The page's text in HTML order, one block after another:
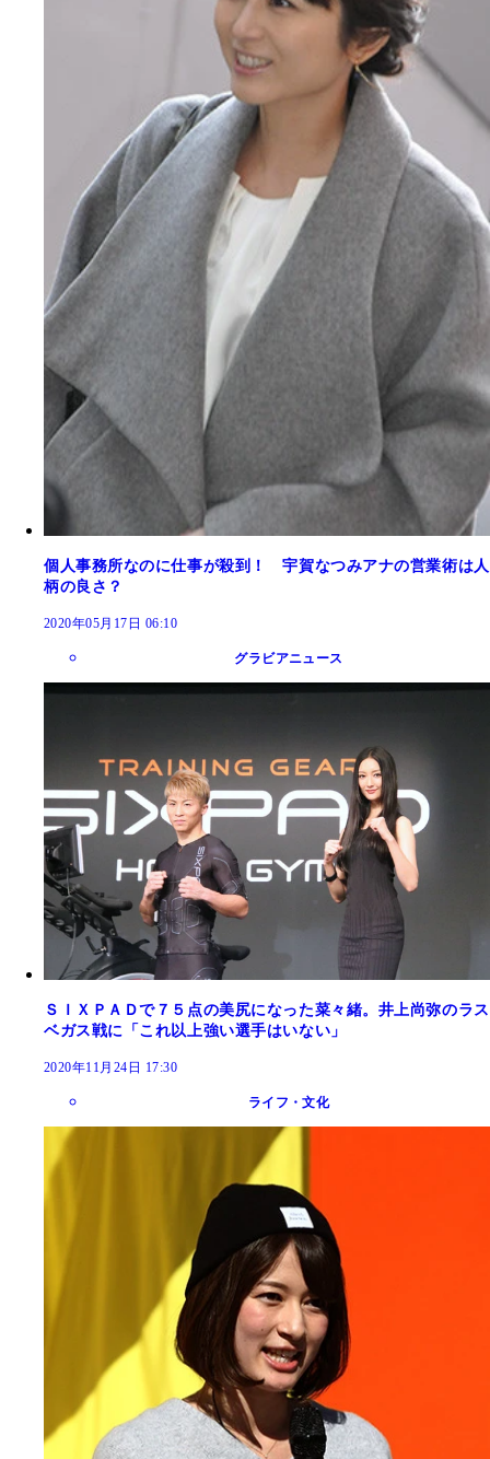
個人事務所なのに仕事が殺到！ 宇賀なつみアナの営業術は人
柄の良さ？
2020年05月17日 06:10
グラビアニュース
ＳＩＸＰＡＤで７５点の美尻になった菜々緒。井上尚弥のラス
ベガス戦に「これ以上強い選手はいない」
2020年11月24日 17:30
ライフ・文化